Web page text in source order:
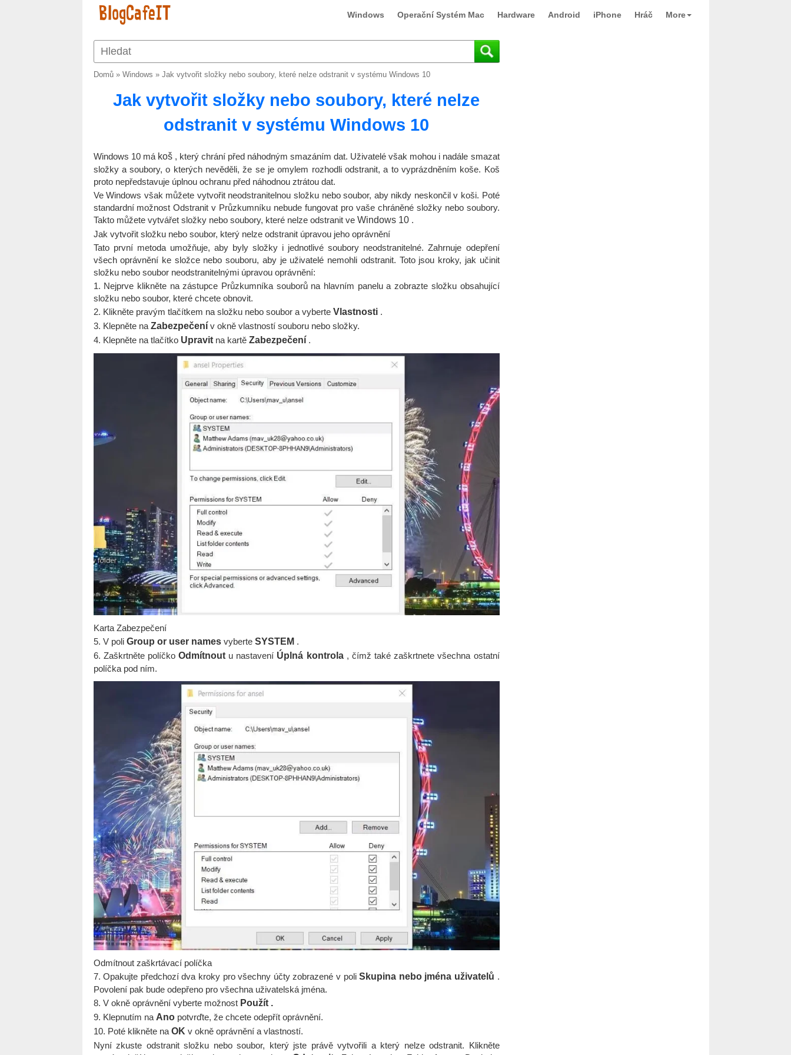
Windows Operační Systém Mac Hardware Android iPhone Hráč More
Domů» Windows » Jak vytvořit složky nebo soubory, které nelze odstranit v systému Windows 10
Jak vytvořit složky nebo soubory, které nelze
odstranit v systému Windows 10
Windows 10 má koš, který chrání před náhodným smazáním dat. Uživatelé však mohou i nadále smazat
složky a soubory, o kterých nevěděli, že se je omylem rozhodli odstranit, a to vyprázdněním koše. Koš
proto nepředstavuje úplnou ochranu před náhodnou ztrátou dat.
Ve Windows však můžete vytvořit neodstranitelnou složku nebo soubor, aby nikdy neskončil v koši. Poté
standardní možnost Odstranit v Průzkumníku nebude fungovat pro vaše chráněné složky nebo soubory.
Takto můžete vytvářet složky nebo soubory, které nelze odstranit ve Windows 10.
Jak vytvořit složku nebo soubor, který nelze odstranit úpravou jeho oprávnění
Tato první metoda umožňuje, aby byly složky i jednotlivé soubory neodstranitelné. Zahrnuje odepření
všech oprávnění ke složce nebo souboru, aby je uživatelé nemohli odstranit. Toto jsou kroky, jak učinit
složku nebo soubor neodstranitelnými úpravou oprávnění:
1. Nejprve klikněte na zástupce Průzkumníka souborů na hlavním panelu a zobrazte složku obsahující
složku nebo soubor, které chcete obnovit.
2. Klikněte pravým tlačítkem na složku nebo soubor a vyberte Vlastnosti.
3. Klepněte na Zabezpečenív okně vlastností souboru nebo složky.
4. Klepněte na tlačítko Upravitna kartě Zabezpečení.
Karta Zabezpečení
5. V poli Group or user namesvyberte SYSTEM .
6. Zaškrtněte políčko Odmítnoutu nastavení Úplná kontrola, čímž také zaškrtnete všechna ostatní
políčka pod ním.
Odmítnout zaškrtávací políčka
7. Opakujte předchozí dva kroky pro všechny účty zobrazené v poliSkupina nebo jména uživatelů .
Povolení pak bude odepřeno pro všechna uživatelská jména.
8. V okně oprávnění vyberte možnost Použít .
9. Klepnutím na Anopotvrďte, že chcete odepřít oprávnění.
10. Poté klikněte na OK v okně oprávnění a vlastností.
Nyní zkuste odstranit složku nebo soubor, který jste právě vytvořili a který nelze odstranit. Klikněte